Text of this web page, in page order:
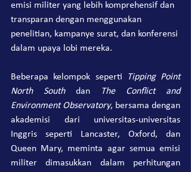
emisi militer yang lebih komprehensif dan
transparan dengan menggunakan
penelitian, kampanye surat, dan konferensi
dalam upaya lobi mereka.
Beberapa kelompok seperti
Tipping Point
North South dan
The Conflict and
Environment Observatory, bersama dengan
akademisi dari universitas-universitas
Inggris seperti Lancaster, Oxford, dan
Queen Mary, meminta agar semua emisi
militer dimasukkan dalam perhitungan